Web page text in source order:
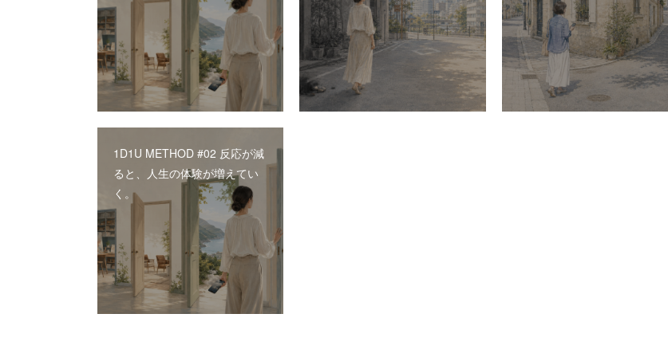
1D1U METHOD #02 反応が減
ると、人生の体験が増えてい
く。